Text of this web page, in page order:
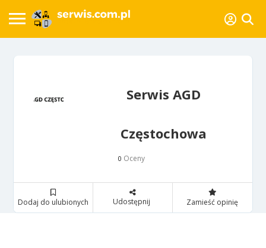
Serwis AGD
Częstochowa
0 Oceny
Dodaj do ulubionych Udostępnij Zamieść opinię